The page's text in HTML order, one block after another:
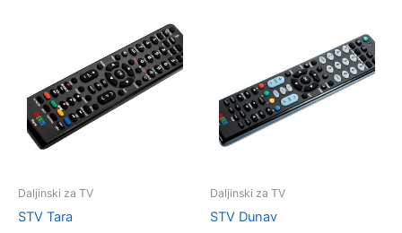
Daljinski za TV
STV Tara
Daljinski za TV
STV Dunav